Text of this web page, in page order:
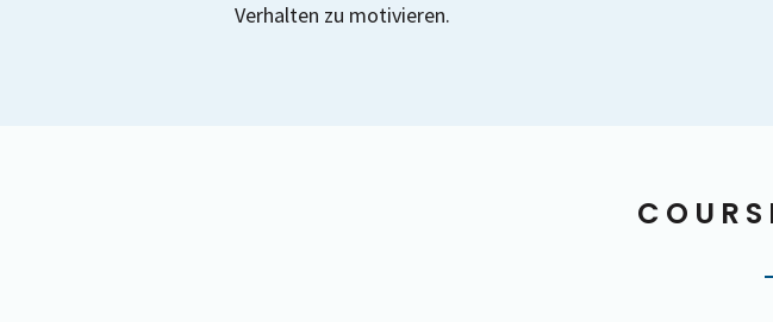
Verhalten zu motivieren.